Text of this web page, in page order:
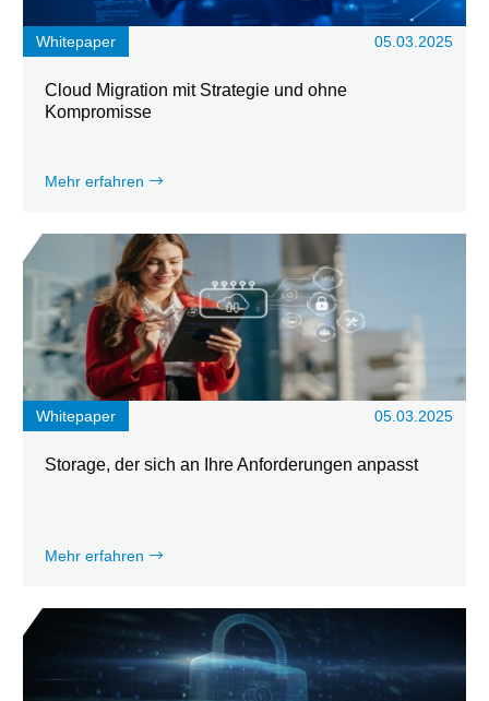
Whitepaper 05.03.2025
Cloud Migration mit Strategie und ohne
Kompromisse
Mehr erfahren
Whitepaper 05.03.2025
Storage, der sich an Ihre Anforderungen anpasst
Mehr erfahren